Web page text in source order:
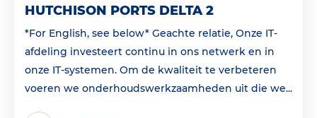
HUTCHISON PORTS DELTA 2
*For English, see below* Geachte relatie, Onze IT-
afdeling investeert continu in ons netwerk en in
onze IT-systemen. Om de kwaliteit te verbeteren
voeren we onderhoudswerkzaamheden uit die we...